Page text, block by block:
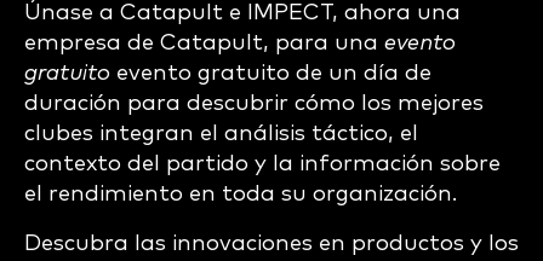
Únase a Catapult e IMPECT, ahora una
empresa de Catapult, para una evento
gratuito evento gratuito de un día de
duración para descubrir cómo los mejores
clubes integran el análisis táctico, el
contexto del partido y la información sobre
el rendimiento en toda su organización.
Descubra las innovaciones en productos y los